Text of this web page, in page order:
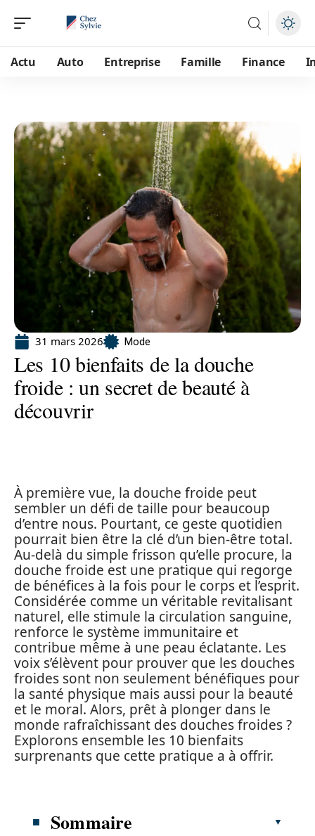
Actu Auto Entreprise Famille Finance
31 mars 2026 Mode
Les 10 bienfaits de la douche
froide : un secret de beauté à
découvrir
À première vue, la douche froide peut
sembler un défi de taille pour beaucoup
d’entre nous. Pourtant, ce geste quotidien
pourrait bien être la clé d’un bien-être total.
Au-delà du simple frisson qu’elle procure, la
douche froide est une pratique qui regorge
de bénéfices à la fois pour le corps et l’esprit.
Considérée comme un véritable revitalisant
naturel, elle stimule la circulation sanguine,
renforce le système immunitaire et
contribue même à une peau éclatante. Les
voix s’élèvent pour prouver que les douches
froides sont non seulement bénéfiques pour
la santé physique mais aussi pour la beauté
et le moral. Alors, prêt à plonger dans le
monde rafraîchissant des douches froides ?
Explorons ensemble les 10 bienfaits
surprenants que cette pratique a à offrir.
Sommaire